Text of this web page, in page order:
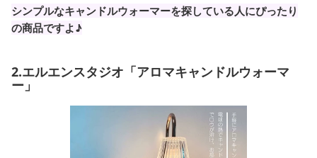
シンプルなキャンドルウォーマーを探している人にぴったり
の商品ですよ♪
2.エルエンスタジオ「アロマキャンドルウォーマ
ー」